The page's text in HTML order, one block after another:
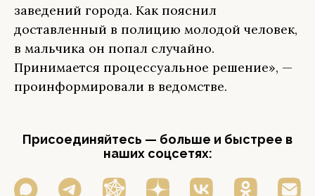
заведений города. Как пояснил
доставленный в полицию молодой человек,
в мальчика он попал случайно.
Принимается процессуальное решение», —
проинформировали в ведомстве.
Присоединяйтесь — больше и быстрее в
наших соцсетях: